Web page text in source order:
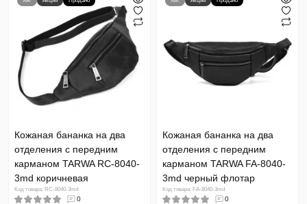
Кожаная бананка на два
отделения с передним
карманом TARWA RC-8040-
3md коричневая
Код товара: RC-8040-3md
0
Кожаная бананка на два
отделения с передним
карманом TARWA FA-8040-
3md черный флотар
Код товара: FA-8040-3md
0